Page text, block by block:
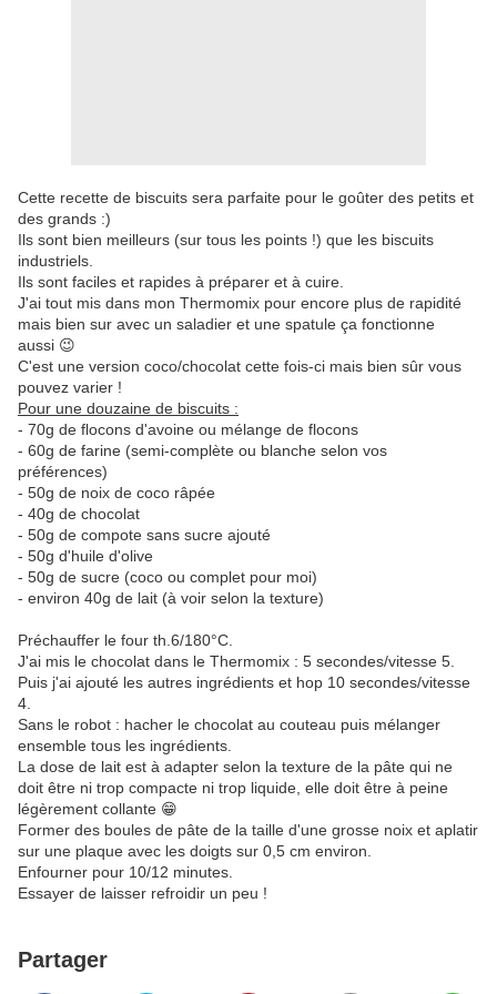
Cette recette de biscuits sera parfaite pour le goûter des petits et
des grands :)
Ils sont bien meilleurs (sur tous les points !) que les biscuits
industriels.
Ils sont faciles et rapides à préparer et à cuire.
J'ai tout mis dans mon Thermomix pour encore plus de rapidité
mais bien sur avec un saladier et une spatule ça fonctionne
aussi 😉
C'est une version coco/chocolat cette fois-ci mais bien sûr vous
pouvez varier !
Pour une douzaine de biscuits :
- 70g de flocons d'avoine ou mélange de flocons
- 60g de farine (semi-complète ou blanche selon vos
préférences)
- 50g de noix de coco râpée
- 40g de chocolat
- 50g de compote sans sucre ajouté
- 50g d'huile d'olive
- 50g de sucre (coco ou complet pour moi)
- environ 40g de lait (à voir selon la texture)
Préchauffer le four th.6/180°C.
J'ai mis le chocolat dans le Thermomix : 5 secondes/vitesse 5.
Puis j'ai ajouté les autres ingrédients et hop 10 secondes/vitesse
4.
Sans le robot : hacher le chocolat au couteau puis mélanger
ensemble tous les ingrédients.
La dose de lait est à adapter selon la texture de la pâte qui ne
doit être ni trop compacte ni trop liquide, elle doit être à peine
légèrement collante 😁
Former des boules de pâte de la taille d'une grosse noix et aplatir
sur une plaque avec les doigts sur 0,5 cm environ.
Enfourner pour 10/12 minutes.
Essayer de laisser refroidir un peu !
Partager